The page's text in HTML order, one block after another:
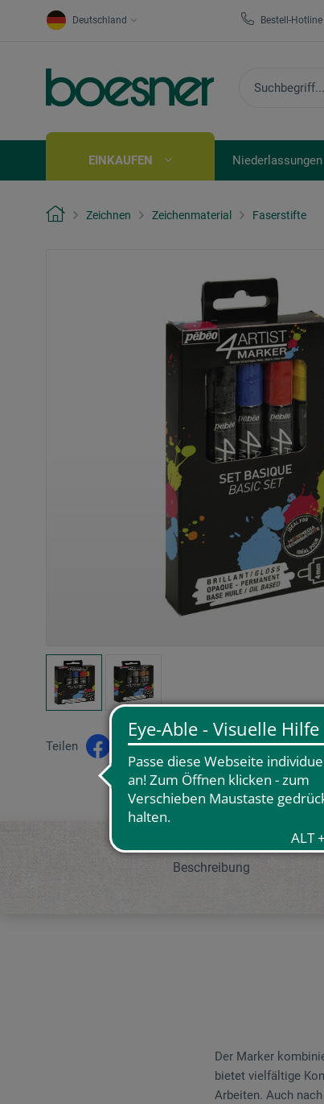
Deutschland Bestell-Hotline
EINKAUFEN Niederlassungen
Zeichnen Zeichenmaterial Faserstifte
Teilen
Beschreibung
Der Marker
bietet vielfältige
Arbeiten. Auch